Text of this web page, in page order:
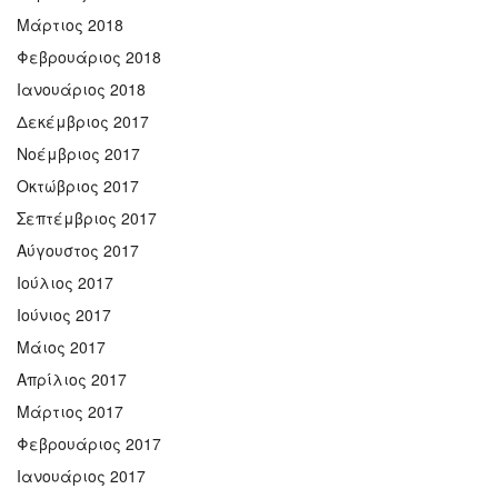
Μάρτιος 2018
Φεβρουάριος 2018
Ιανουάριος 2018
Δεκέμβριος 2017
Νοέμβριος 2017
Οκτώβριος 2017
Σεπτέμβριος 2017
Αύγουστος 2017
Ιούλιος 2017
Ιούνιος 2017
Μάιος 2017
Απρίλιος 2017
Μάρτιος 2017
Φεβρουάριος 2017
Ιανουάριος 2017